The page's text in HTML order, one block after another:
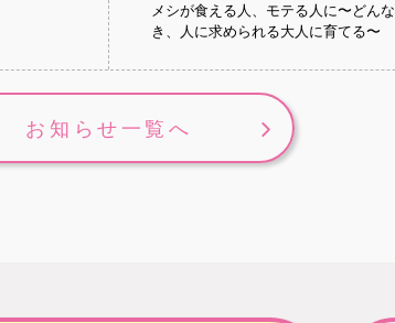
メシが食える人、モテる人に〜どん
き、人に求められる大人に育てる〜
お知らせ一覧へ